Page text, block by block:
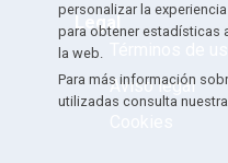
Legal
Aviso legal
personalizar la
para obtener estadísticas
la web.
Para más información
utilizadas consulta nuestra